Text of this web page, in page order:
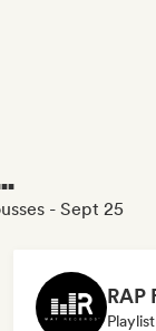
- Sept 25
Playlist